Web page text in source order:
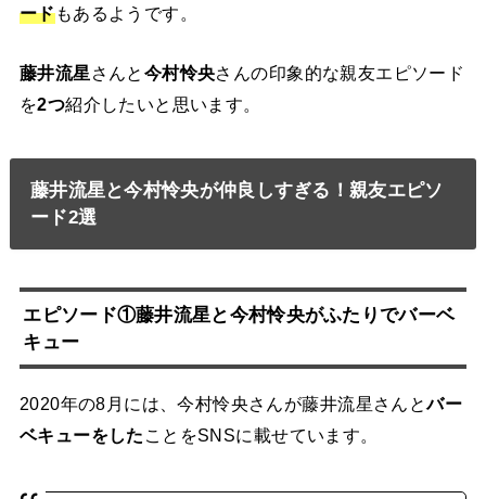
ードもあるようです。
藤井流星 さんと 今村怜央さんの印象的な親友エピソード
を2つ紹介したいと思います。
藤井流星と今村怜央が仲良しすぎる！親友エピソ
ード2選
エピソード①藤井流星と今村怜央がふたりでバーベ
キュー
2020年の8月には、今村怜央さんが藤井流星さんと バー
ベキューをした ことをSNSに載せています。